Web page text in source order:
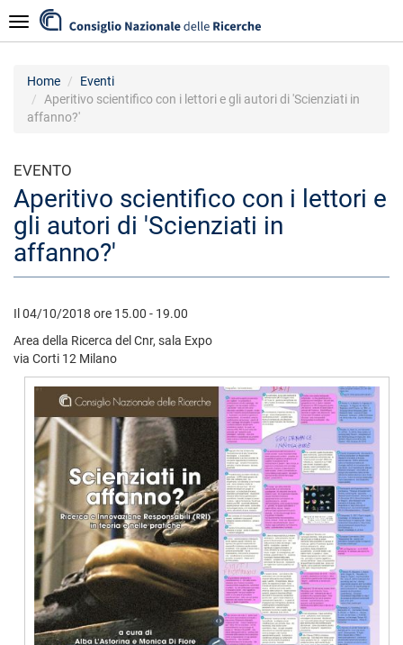
al
contenuto
Navigazione
Home
Eventi
Aperitivo scientifico con i lettori e gli autori di 'Scienziati in
affanno?'
EVENTO
Aperitivo scientifico con i lettori e
gli autori di 'Scienziati in
affanno?'
Il 04/10/2018 ore 15.00 - 19.00
Area della Ricerca del Cnr, sala Expo
via Corti 12 Milano